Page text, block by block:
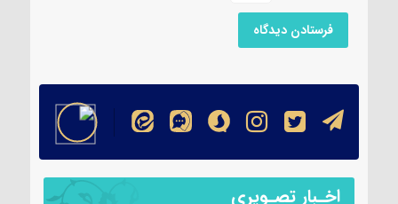
اخـبار تصـویری